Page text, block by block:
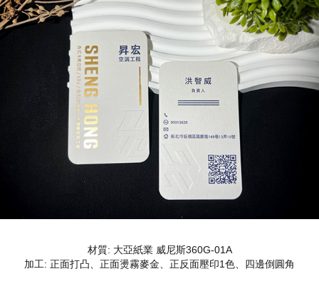
材質: 大亞紙業 威尼斯360G-01A
加工: 正面打凸、正面燙霧麥金、正反面壓印1色、四邊倒圓角